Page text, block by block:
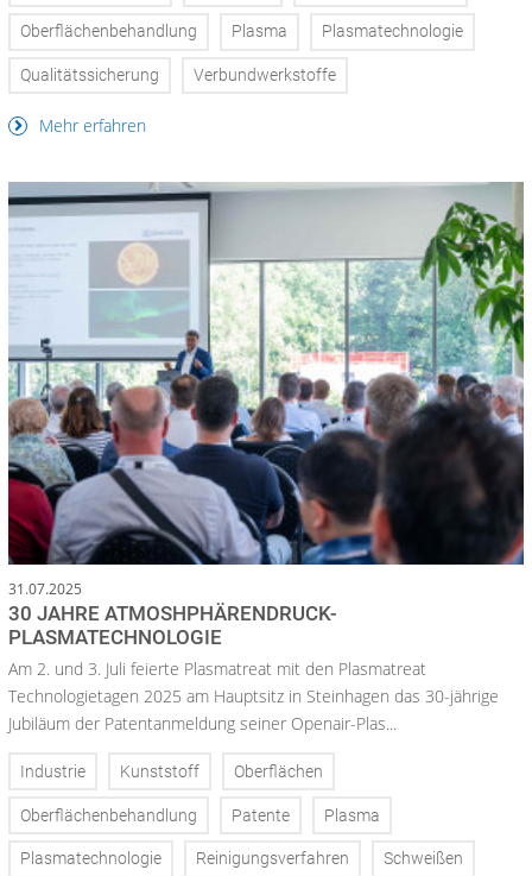
Oberflächenbehandlung Plasma Plasmatechnologie
Qualitätssicherung Verbundwerkstoffe
Mehr erfahren
31.07.2025
30 JAHRE ATMOSHPHÄRENDRUCK-
PLASMATECHNOLOGIE
Am 2. und 3. Juli feierte Plasmatreat mit den Plasmatreat
Technologietagen 2025 am Hauptsitz in Steinhagen das 30-jährige
Jubiläum der Patentanmeldung seiner Openair-Plas...
Industrie Kunststoff Oberflächen
Oberflächenbehandlung Patente Plasma
Plasmatechnologie Reinigungsverfahren Schweißen